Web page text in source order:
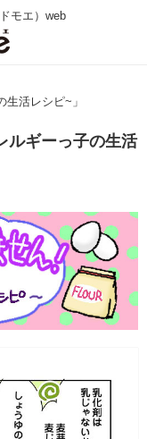
モエ）web
活レシピ~」
ルギーっ子の生活